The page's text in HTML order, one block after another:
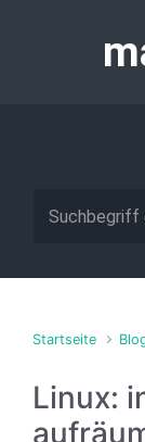
Startseite
Linux: